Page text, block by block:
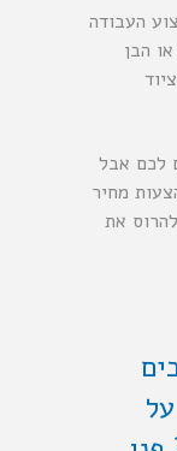
העבודה
הבן
לכם אבל
מחיר
את